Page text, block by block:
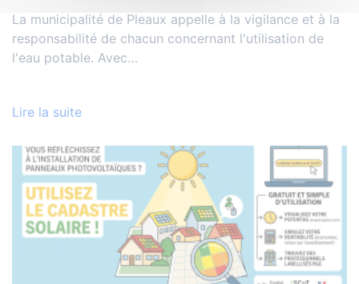
La municipalité de Pleaux appelle à la vigilance et à la
responsabilité de chacun concernant l'utilisation de
l'eau potable. Avec…
Lire la suite